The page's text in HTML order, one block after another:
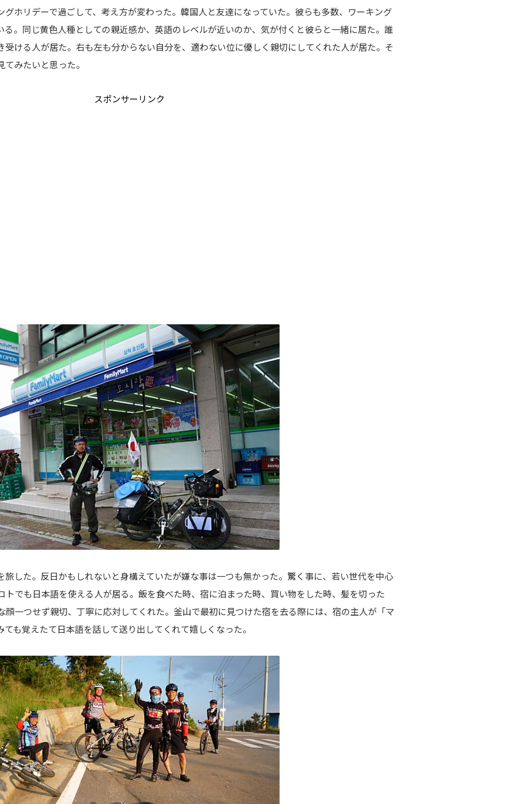
ホリデーで過ごして、考え方が変わった。韓国人と友達になっていた。彼らも多数、ワーキング
る。同じ黄色人種としての親近感か、英語のレベルが近いのか、気が付くと彼らと一緒に居た。誰
受ける人が居た。右も左も分からない自分を、適わない位に優しく親切にしてくれた人が居た。そ
みたいと思った。
スポンサーリンク
した。反日かもしれないと身構えていたが嫌な事は一つも無かった。驚く事に、若い世代を中心
トでも日本語を使える人が居る。飯を食べた時、宿に泊まった時、買い物をした時、髪を切った
顔一つせず親切、丁寧に応対してくれた。釜山で最初に見つけた宿を去る際には、宿の主人が「マ
も覚えたて日本語を話して送り出してくれて嬉しくなった。